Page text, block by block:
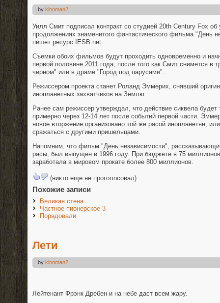
by kinoman2
Уилл Смит подписал контракт со студией 20th Century Fox об
продолжениях знаменитого фантастического фильма "День
пишет ресурс IESB.net.
Съемки обоих фильмов будут проходить одновременно и
первой половине 2011 года, после того как Смит снимется в
черном" или в драме "Город под парусами".
Режиссером проекта станет Роланд Эммерих, снявший
инопланетных захватчиков на Землю.
Ранее сам режиссер утверждал, что действие сиквела
примерно через 12-14 лет после событий первой части.
новое вторжение организовано той же расой инопланетян,
сражаться с другими пришельцами.
Напомним, что фильм "День независимости",
расы, был выпущен в 1996 году. При бюджете в 75
заработала в мировом прокате более 800 миллионов.
(никто еще не проголосовал)
Похожие записи
Великая стена
Частное пионерское-3
Порадовали
Лети
by kinoman2
Лейтенант Фрэнк Дребен и на небе даст всем жару.